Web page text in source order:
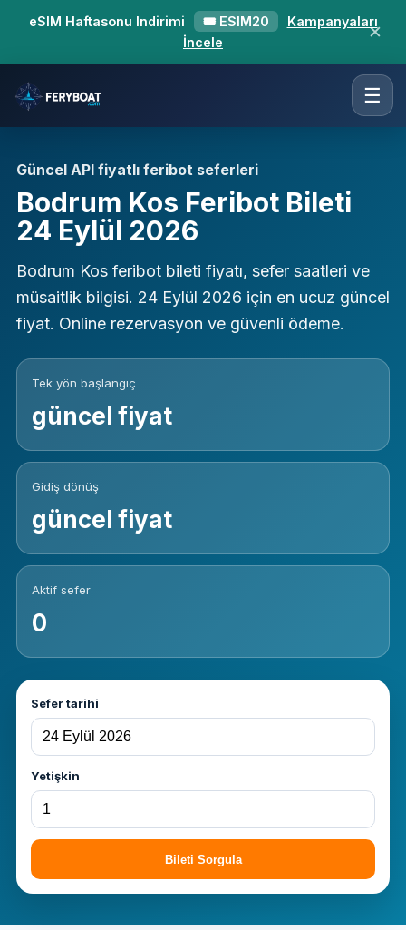
eSIM Haftasonu Indirimi 🎟 ESIM20
Kampanyaları
İncele
✕
☰
Güncel API fiyatlı feribot seferleri
Bodrum Kos Feribot Bileti
24 Eylül 2026
Bodrum Kos feribot bileti fiyatı, sefer saatleri ve
müsaitlik bilgisi. 24 Eylül 2026 için en ucuz güncel
fiyat. Online rezervasyon ve güvenli ödeme.
Tek yön başlangıç
güncel fiyat
Gidiş dönüş
güncel fiyat
Aktif sefer
0
Sefer tarihi
Yetişkin
Bileti Sorgula